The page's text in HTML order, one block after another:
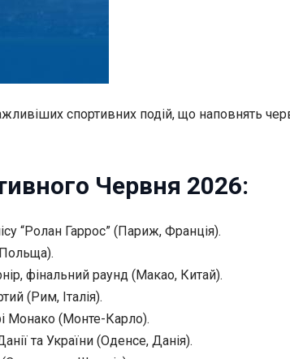
спортивних подій, що наповнять
Червня 2026:
“Ролан Гаррос” (Париж, Франція).
фінальний раунд (Макао, Китай).
(Рим, Італія).
Монако (Монте-Карло).
та України (Оденсе, Данія).